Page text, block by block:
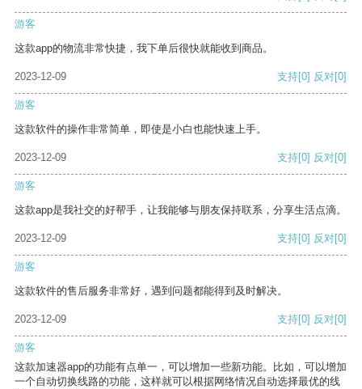
游客
这款app的物流非常快捷，我下单后很快就能收到商品。
2023-12-09 支持[0] 反对[0]
游客
这款软件的操作非常简单，即使是小白也能快速上手。
2023-12-09 支持[0] 反对[0]
游客
这款app是我社交的好帮手，让我能够与朋友保持联系，分享生活点滴。
2023-12-09 支持[0] 反对[0]
游客
这款软件的售后服务非常好，遇到问题都能得到及时解决。
2023-12-09 支持[0] 反对[0]
游客
这款加速器app的功能有点单一，可以增加一些新功能。比如，可以增加
一个自动切换线路的功能，这样就可以根据网络情况自动选择最优的线